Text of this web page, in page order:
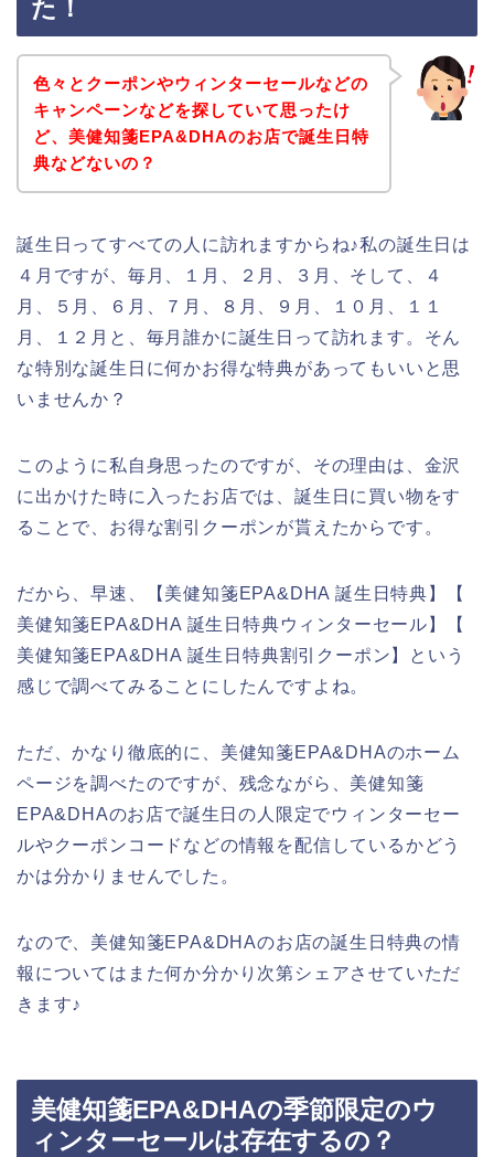
た！
色々とクーポンやウィンターセールなどの
キャンペーンなどを探していて思ったけ
ど、美健知箋EPA&DHAのお店で誕生日特
典などないの？
誕生日ってすべての人に訪れますからね♪私の誕生日は
４月ですが、毎月、１月、２月、３月、そして、４
月、５月、６月、７月、８月、９月、１０月、１１
月、１２月と、毎月誰かに誕生日って訪れます。そん
な特別な誕生日に何かお得な特典があってもいいと思
いませんか？
このように私自身思ったのですが、その理由は、金沢
に出かけた時に入ったお店では、誕生日に買い物をす
ることで、お得な割引クーポンが貰えたからです。
だから、早速、【美健知箋EPA&DHA 誕生日特典】【
美健知箋EPA&DHA 誕生日特典ウィンターセール】【
美健知箋EPA&DHA 誕生日特典割引クーポン】という
感じで調べてみることにしたんですよね。
ただ、かなり徹底的に、美健知箋EPA&DHAのホーム
ページを調べたのですが、残念ながら、美健知箋
EPA&DHAのお店で誕生日の人限定でウィンターセー
ルやクーポンコードなどの情報を配信しているかどう
かは分かりませんでした。
なので、美健知箋EPA&DHAのお店の誕生日特典の情
報についてはまた何か分かり次第シェアさせていただ
きます♪
美健知箋EPA&DHAの季節限定のウ
ィンターセールは存在するの？